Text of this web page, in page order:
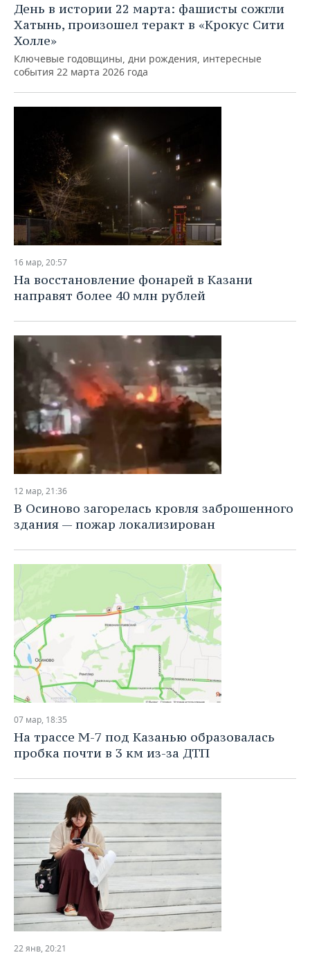
День в истории 22 марта: фашисты сожгли
Хатынь, произошел теракт в «Крокус Сити
Холле»
Ключевые годовщины, дни рождения, интересные
события 22 марта 2026 года
16 мар, 20:57
На восстановление фонарей в Казани
направят более 40 млн рублей
12 мар, 21:36
В Осиново загорелась кровля заброшенного
здания — пожар локализирован
07 мар, 18:35
На трассе М-7 под Казанью образовалась
пробка почти в 3 км из-за ДТП
22 янв, 20:21